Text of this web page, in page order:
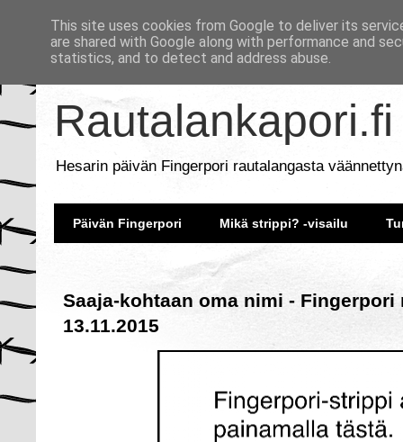
Rautalankapori.fi
Hesarin päivän Fingerpori rautalangasta
Päivän Fingerpori Mikä strippi? -visailu
Saaja-kohtaan oma nimi - Fingerpori
13.11.2015
This site uses cookies from Google to deliver its
are shared with Google along with performance and
statistics, and to detect and address abuse.